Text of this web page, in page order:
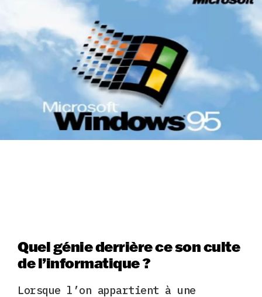
Quel génie derrière ce son culte
de l’informatique ?
Lorsque l’on appartient à une